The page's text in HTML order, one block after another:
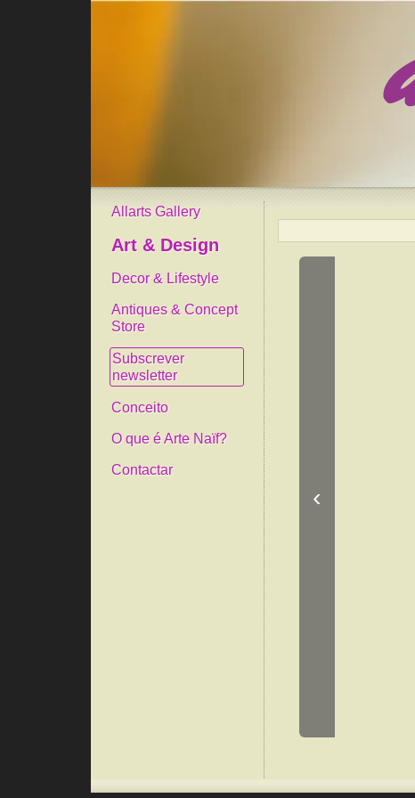
Allarts Gallery
Art & Design
Decor & Lifestyle
Antiques & Concept
Store
Subscrever
newsletter
Conceito
O que é Arte Naïf?
Contactar
‹